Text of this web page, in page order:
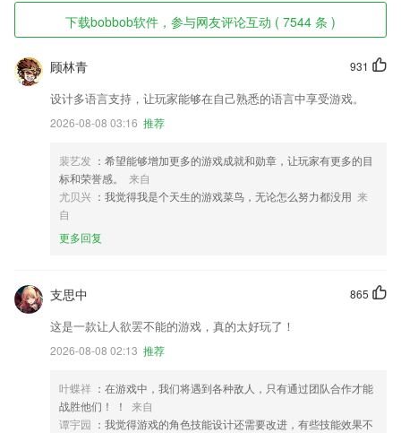
下载bobbob软件，参与网友评论互动 ( 7544 条 )
931
顾林青
设计多语言支持，让玩家能够在自己熟悉的语言中享受游戏。
2026-08-08 03:16 推荐
裴艺发 ：希望能够增加更多的游戏成就和勋章，让玩家有更多的目
标和荣誉感。
来自
尤贝兴 ：我觉得我是个天生的游戏菜鸟，无论怎么努力都没用 来
自
更多回复
865
支思中
这是一款让人欲罢不能的游戏，真的太好玩了！
2026-08-08 02:13 推荐
叶蝶祥 ：在游戏中，我们将遇到各种敌人，只有通过团队合作才能
战胜他们！ ！
来自
谭宇园 ：我觉得游戏的角色技能设计还需要改进，有些技能效果不